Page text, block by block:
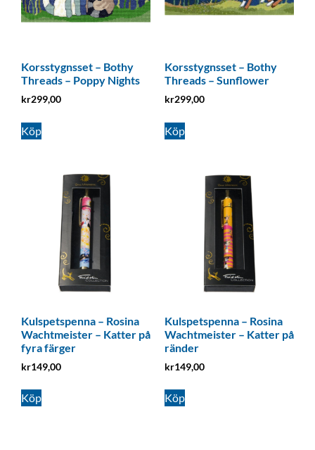
Korsstygnsset – Bothy
Threads – Poppy Nights
kr299,00
Köp
Korsstygnsset – Bothy
Threads – Sunflower
kr299,00
Köp
Kulspetspenna – Rosina
Wachtmeister – Katter på
fyra färger
kr149,00
Köp
Kulspetspenna – Rosina
Wachtmeister – Katter på
ränder
kr149,00
Köp